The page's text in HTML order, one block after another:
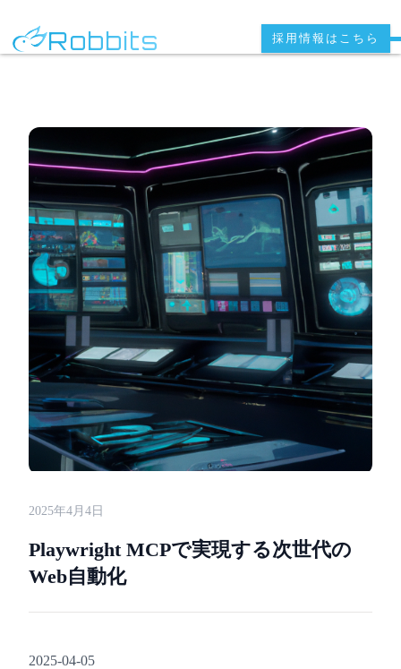
Robbits 採用情報はこちら
2025年4月4日
Playwright MCPで実現する次世代の
Web自動化
2025-04-05